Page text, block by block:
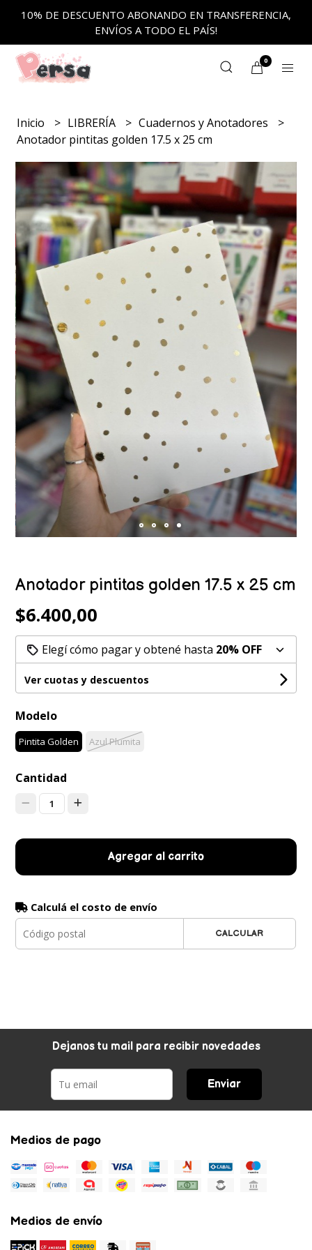
10% DE DESCUENTO ABONANDO EN TRANSFERENCIA,
ENVÍOS A TODO EL PAÍS!
0
Inicio LIBRERÍA
Cuadernos y Anotadores
Anotador pintitas golden 17.5 x 25 cm
Anotador pintitas golden 17.5 x 25 cm
$6.400,00
Elegí cómo pagar y obtené hasta 20% OFF
Ver cuotas y descuentos
Modelo
Pintita Golden Azul Plumita
Cantidad
1
Agregar al carrito
Calculá el costo de envío
CALCULAR
Dejanos tu mail para recibir novedades
Enviar
Medios de pago
Medios de envío